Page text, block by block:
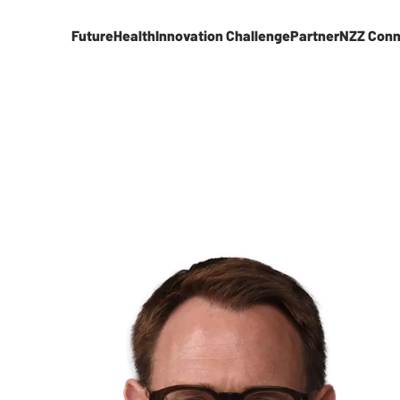
FutureHealthInnovation ChallengePartnerNZZ